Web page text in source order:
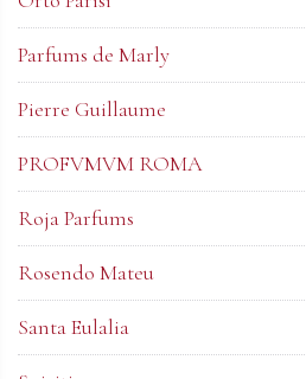
Parfums de Marly
Pierre Guillaume
PROFVMVM ROMA
Roja Parfums
Rosendo Mateu
Santa Eulalia